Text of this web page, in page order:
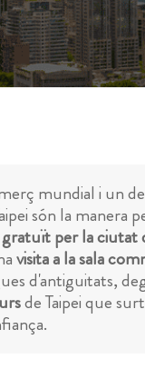
mundial i un
són la manera
per la ciutat
visita a la sala
d'antiguitats,
de Taipei que